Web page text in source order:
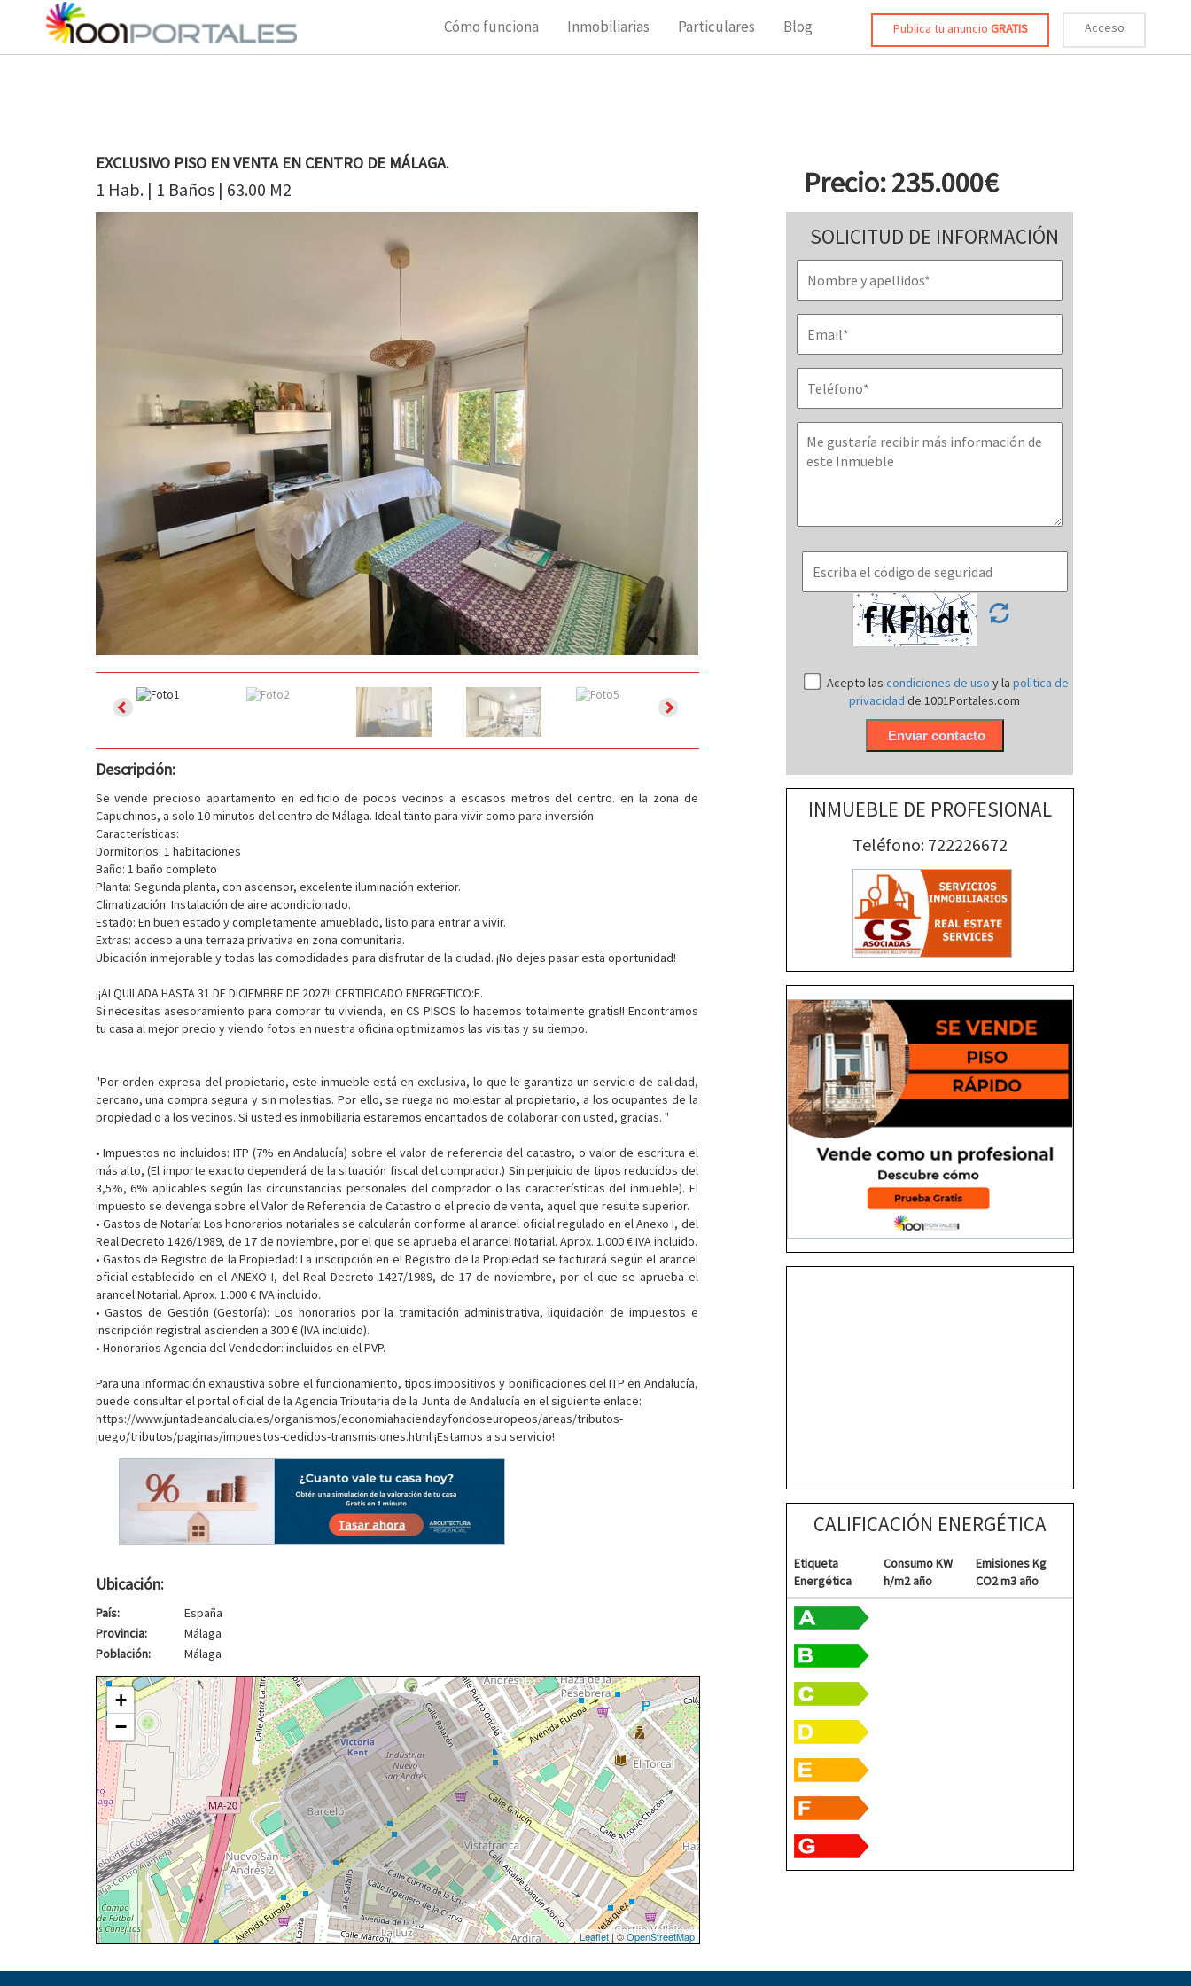
Cómo funciona Inmobiliarias Particulares Blog Publica tu anuncio GRATIS Acceso
EXCLUSIVO PISO EN VENTA EN CENTRO DE MÁLAGA.
1 Hab. | 1 Baños | 63.00 M2
Descripción:
Se vende precioso apartamento en edificio de pocos vecinos a escasos metros del centro. en la zona de
Capuchinos, a solo 10 minutos del centro de Málaga. Ideal tanto para vivir como para inversión.
Características:
Dormitorios: 1 habitaciones
Baño: 1 baño completo
Planta: Segunda planta, con ascensor, excelente iluminación exterior.
Climatización: Instalación de aire acondicionado.
Estado: En buen estado y completamente amueblado, listo para entrar a vivir.
Extras: acceso a una terraza privativa en zona comunitaria.
Ubicación inmejorable y todas las comodidades para disfrutar de la ciudad. ¡No dejes pasar esta oportunidad!
¡¡ALQUILADA HASTA 31 DE DICIEMBRE DE 2027!! CERTIFICADO ENERGETICO:E.
Si necesitas asesoramiento para comprar tu vivienda, en CS PISOS lo hacemos totalmente gratis!! Encontramos
tu casa al mejor precio y viendo fotos en nuestra oficina optimizamos las visitas y su tiempo.
"Por orden expresa del propietario, este inmueble está en exclusiva, lo que le garantiza un servicio de calidad,
cercano, una compra segura y sin molestias. Por ello, se ruega no molestar al propietario, a los ocupantes de la
propiedad o a los vecinos. Si usted es inmobiliaria estaremos encantados de colaborar con usted, gracias. "
• Impuestos no incluidos: ITP (7% en Andalucía) sobre el valor de referencia del catastro, o valor de escritura el
más alto, (El importe exacto dependerá de la situación fiscal del comprador.) Sin perjuicio de tipos reducidos del
3,5%, 6% aplicables según las circunstancias personales del comprador o las características del inmueble). El
impuesto se devenga sobre el Valor de Referencia de Catastro o el precio de venta, aquel que resulte superior.
• Gastos de Notaría: Los honorarios notariales se calcularán conforme al arancel oficial regulado en el Anexo I, del
Real Decreto 1426/1989, de 17 de noviembre, por el que se aprueba el arancel Notarial. Aprox. 1.000 € IVA incluido.
• Gastos de Registro de la Propiedad: La inscripción en el Registro de la Propiedad se facturará según el arancel
oficial establecido en el ANEXO I, del Real Decreto 1427/1989, de 17 de noviembre, por el que se aprueba el
arancel Notarial. Aprox. 1.000 € IVA incluido.
• Gastos de Gestión (Gestoría): Los honorarios por la tramitación administrativa, liquidación de impuestos e
inscripción registral ascienden a 300 € (IVA incluido).
• Honorarios Agencia del Vendedor: incluidos en el PVP.
Para una información exhaustiva sobre el funcionamiento, tipos impositivos y bonificaciones del ITP en Andalucía,
puede consultar el portal oficial de la Agencia Tributaria de la Junta de Andalucía en el siguiente enlace:
https://www.juntadeandalucia.es/organismos/economiahaciendayfondoseuropeos/areas/tributos-
juego/tributos/paginas/impuestos-cedidos-transmisiones.html ¡Estamos a su servicio!
Ubicación:
País:
España
Provincia:
Málaga
Población:
Málaga
+
−
Leaflet| ©OpenStreetMap
Precio: 235.000€
SOLICITUD DE INFORMACIÓN
Acepto lascondiciones de usoy lapolitica de
privacidadde 1001Portales.com
INMUEBLE DE PROFESIONAL
Teléfono: 722226672
CALIFICACIÓN ENERGÉTICA
Etiqueta
Energética
Consumo KW
h/m2 año
Emisiones Kg
CO2 m3 año